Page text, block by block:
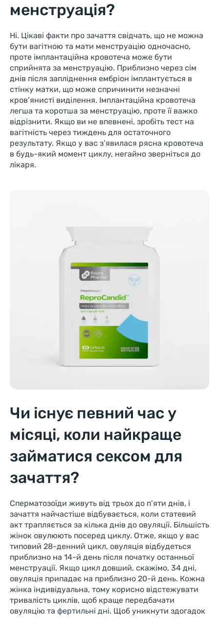
менструація?
Ні. Цікаві факти про зачаття свідчать, що не можна
бути вагітною та мати менструацію одночасно,
проте імплантаційна кровотеча може бути
сприйнята за менструацію. Приблизно через сім
днів після запліднення ембріон імплантується в
стінку матки, що може спричинити незначні
кров’янисті виділення. Імплантаційна кровотеча
легша та коротша за менструацію, проте її важко
відрізнити. Якщо ви не впевнені, зробіть тест на
вагітність через тиждень для остаточного
результату. Якщо у вас з’явилася рясна кровотеча
в будь-який момент циклу, негайно зверніться до
лікаря.
Чи існує певний час у
місяці, коли найкраще
займатися сексом для
зачаття?
Сперматозоїди живуть від трьох до п’яти днів, і
зачаття найчастіше відбувається, коли статевий
акт трапляється за кілька днів до овуляції. Більшість
жінок овулюють посеред циклу. Отже, якщо у вас
типовий 28-денний цикл, овуляція відбудеться
приблизно на 14-й день після початку останньої
менструації. Якщо цикл довший, скажімо, 34 дні,
овуляція припадає на приблизно 20-й день. Кожна
жінка індивідуальна, тому корисно відстежувати
тривалість циклів, щоб краще передбачати
овуляцію та фертильні дні. Щоб уникнути здогадок